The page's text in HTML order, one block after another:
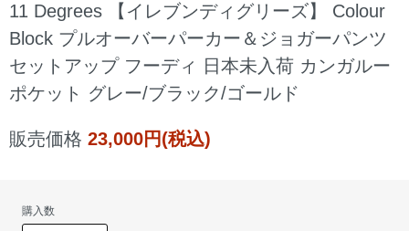
11 Degrees 【イレブンディグリーズ】 Colour
Block プルオーバーパーカー＆ジョガーパンツ
セットアップ フーディ 日本未入荷 カンガルー
ポケット グレー/ブラック/ゴールド
販売価格 23,000円(税込)
購入数